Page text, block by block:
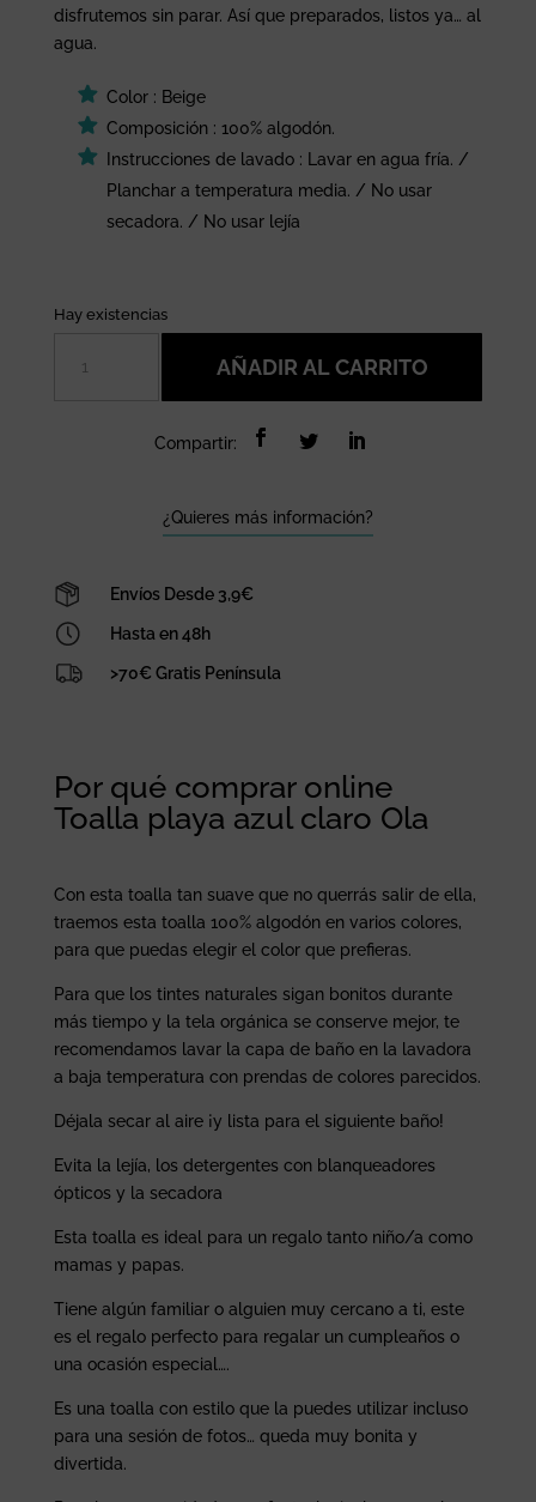
disfrutemos sin parar. Así que preparados, listos ya… al
agua.
Color : Beige
Composición : 100% algodón.
Instrucciones de lavado : Lavar en agua fría. /
Planchar a temperatura media. / No usar
secadora. / No usar lejía
Hay existencias
playa
AÑADIR AL CARRITO
Compartir:
¿Quieres más información?
Envíos Desde 3,9€
Hasta en 48h
>70€ Gratis Península
Por qué comprar online
Toalla playa azul claro Ola
Con esta toalla tan suave que no querrás salir de ella,
traemos esta toalla 100% algodón en varios colores,
para que puedas elegir el color que prefieras.
Para que los tintes naturales sigan bonitos durante
más tiempo y la tela orgánica se conserve mejor, te
recomendamos lavar la capa de baño en la lavadora
a baja temperatura con prendas de colores parecidos.
Déjala secar al aire ¡y lista para el siguiente baño!
Evita la lejía, los detergentes con blanqueadores
ópticos y la secadora
Esta toalla es ideal para un regalo tanto niño/a como
mamas y papas.
Tiene algún familiar o alguien muy cercano a ti, este
es el regalo perfecto para regalar un cumpleaños o
una ocasión especial….
Es una toalla con estilo que la puedes utilizar incluso
para una sesión de fotos… queda muy bonita y
divertida.